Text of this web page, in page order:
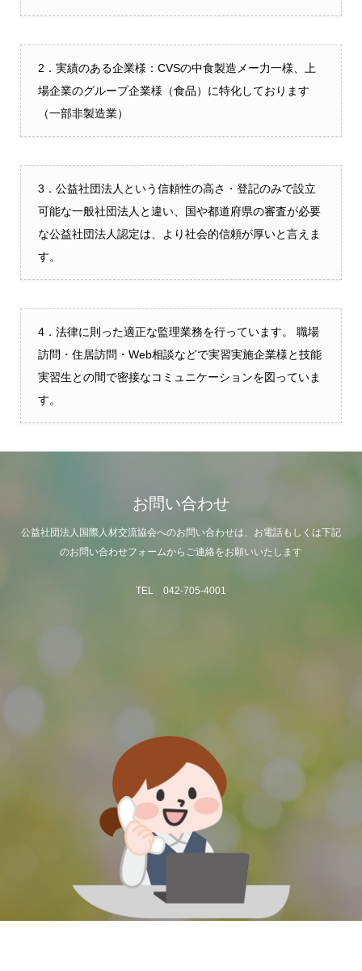
2．実績のある企業様：CVSの中食製造メー力一様、上
場企業のグループ企業様（食品）に特化しております
（一部非製造業）
3．公益社団法人という信頼性の高さ・登記のみで設立
可能な一般社団法人と違い、国や都道府県の審査が必要
な公益社団法人認定は、より社会的信頼が厚いと言えま
す。
4．法律に則った適正な監理業務を行っています。 職場
訪問・住居訪問・Web相談などで実習実施企業様と技能
実習生との間で密接なコミュニケーションを図っていま
す。
お問い合わせ
公益社団法人国際人材交流協会へのお問い合わせは、お電話もしくは下記
のお問い合わせフォームからご連絡をお願いいたします
TEL 042-705-4001